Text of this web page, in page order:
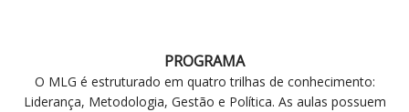
PROGRAMA
O MLG é estruturado em quatro trilhas de conhecimento:
Liderança, Metodologia, Gestão e Política. As aulas possuem